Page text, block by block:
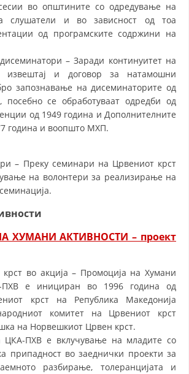
ПРИРАЧНИЦИ
СТРАТЕГИИ
ИНФОРМАТИВНИ МАТЕРИЈАЛИ
ПОСТЕРИ
ПРЕЗЕНТАЦИИ
во општините со одредување на
слушатели и во зависност од тоа
од програмските содржини на
– Заради континуитет на
извештај и договор за натамошни
запознавање на дисеминаторите од
се обработуваат одредби од
од 1949 година и Дополнителните
година и воопшто МХП.
– Преку семинари на Црвениот крст
на волонтери за реализирање на
ХУМАНИ АКТИВНОСТИ – проект
крст во акција – Промоција на Хумани
ПХВ е инициран во 1996 година од
крст на Република Македонија
комитет на Црвениот крст
на Норвешкиот Црвен крст.
ЦКА-ПХВ е вклучување на младите со
припадност во заеднички проекти за
разбирање, толеранцијата и